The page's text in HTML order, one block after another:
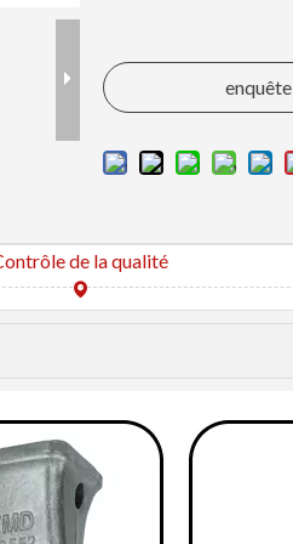
enquête
de la qualité